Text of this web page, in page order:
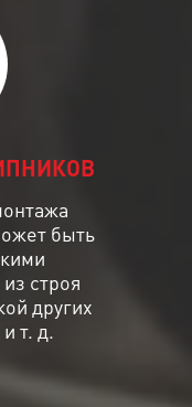
быть
строя
других
т. д.